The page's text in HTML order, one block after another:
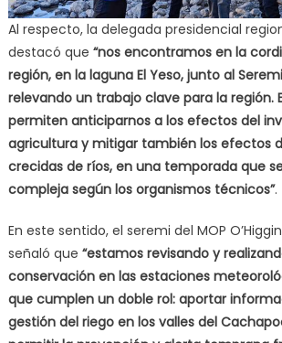
Al respecto, la delegada presidencial
destacó que “nos encontramos en la
región, en la laguna El Yeso, junto al
relevando un trabajo clave para la región.
permiten anticiparnos a los efectos del
agricultura y mitigar también los efectos
crecidas de ríos, en una temporada que
compleja según los organismos técnicos”.
En este sentido, el seremi del MOP
señaló que “estamos revisando y
conservación en las estaciones
que cumplen un doble rol: aportar
gestión del riego en los valles del